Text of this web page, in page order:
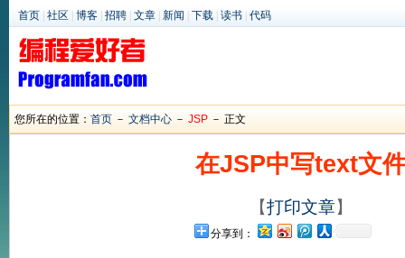
首页 社区 博客 招聘 文章 新闻 下载 读书 代码
您所在的位置： 首页 － 文档中心 － JSP － 正文
在JSP中写text文
【打印文章】
分享到：